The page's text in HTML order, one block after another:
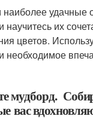
удачные
их
цветов.
необходимое
мудборд.
вас